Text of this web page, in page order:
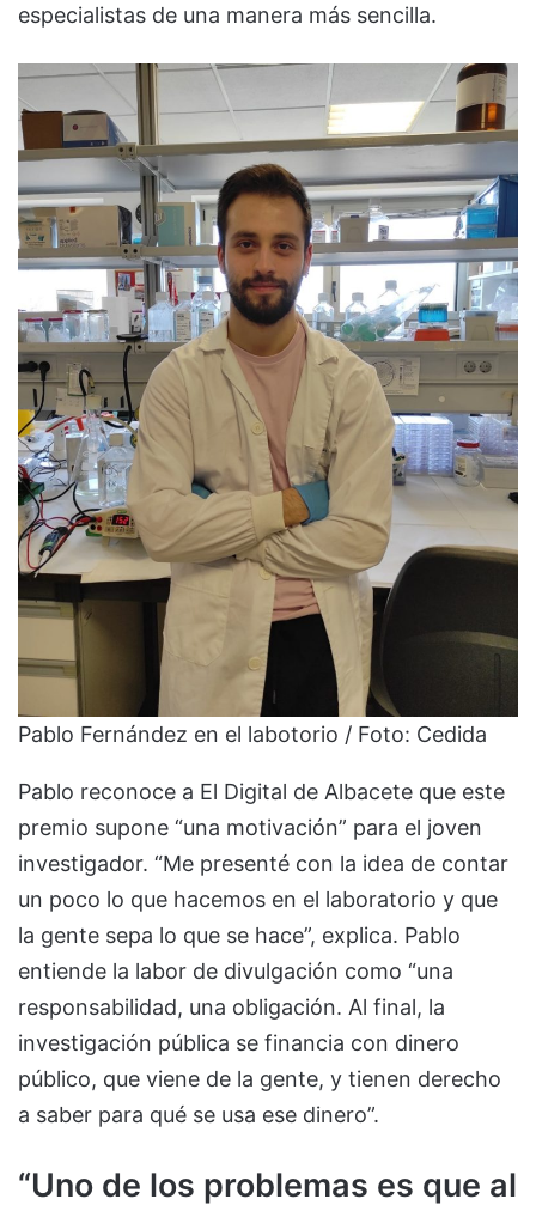
especialistas de una manera más sencilla.
Pablo Fernández en el labotorio / Foto: Cedida
Pablo reconoce a El Digital de Albacete que este
premio supone “una motivación” para el joven
investigador. “Me presenté con la idea de contar
un poco lo que hacemos en el laboratorio y que
la gente sepa lo que se hace”, explica. Pablo
entiende la labor de divulgación como “una
responsabilidad, una obligación. Al final, la
investigación pública se financia con dinero
público, que viene de la gente, y tienen derecho
a saber para qué se usa ese dinero”.
“Uno de los problemas es que al